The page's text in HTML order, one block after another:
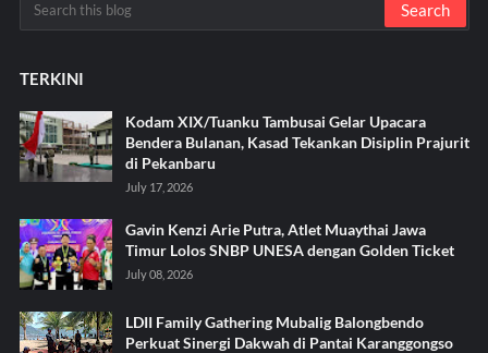
TERKINI
Kodam XIX/Tuanku Tambusai Gelar Upacara
Bendera Bulanan, Kasad Tekankan Disiplin Prajurit
di Pekanbaru
July 17, 2026
Gavin Kenzi Arie Putra, Atlet Muaythai Jawa
Timur Lolos SNBP UNESA dengan Golden Ticket
July 08, 2026
LDII Family Gathering Mubalig Balongbendo
Perkuat Sinergi Dakwah di Pantai Karanggongso